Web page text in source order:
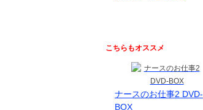
こちらもオススメ
ナースのお仕事2 DVD-
BOX